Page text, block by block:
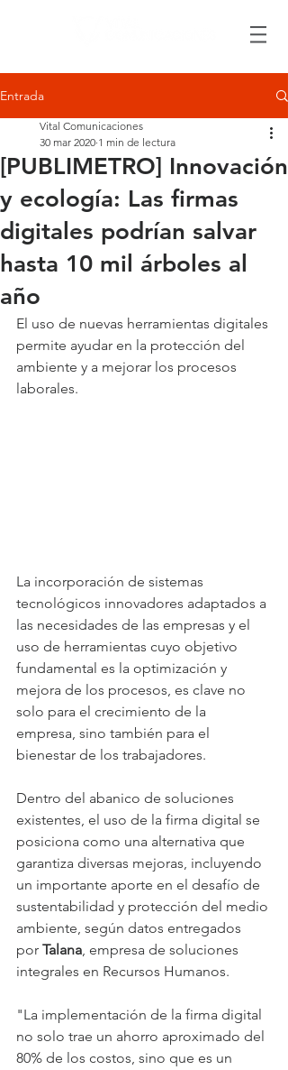
Entrada
[PUBLIMETRO] Innovación
y ecología: Las firmas
digitales podrían salvar
hasta 10 mil árboles al
año
Vital Comunicaciones
30 mar 2020 1 min de lectura
El uso de nuevas herramientas digitales
permite ayudar en la protección del
ambiente y a mejorar los procesos
laborales.
La incorporación de sistemas
tecnológicos innovadores adaptados a
las necesidades de las empresas y el
uso de herramientas cuyo objetivo
fundamental es la optimización y
mejora de los procesos, es clave no
solo para el crecimiento de la
empresa, sino también para el
bienestar de los trabajadores.
Dentro del abanico de soluciones
existentes, el uso de la firma digital se
posiciona como una alternativa que
garantiza diversas mejoras, incluyendo
un importante aporte en el desafío de
sustentabilidad y protección del medio
ambiente, según datos entregados
por Talana, empresa de soluciones
integrales en Recursos Humanos.
"La implementación de la firma digital
no solo trae un ahorro aproximado del
80% de los costos, sino que es un